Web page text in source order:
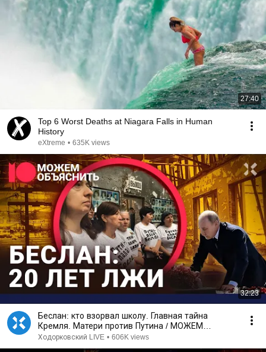
27:40
Top 6 Worst Deaths at Niagara Falls in Human
History
eXtreme • 635K views
32:23
Беслан: кто взорвал школу. Главная тайна
Кремля. Матери против Путина / МОЖЕМ
ОБЪЯСНИТЬ
Ходорковский LIVE • 606K views